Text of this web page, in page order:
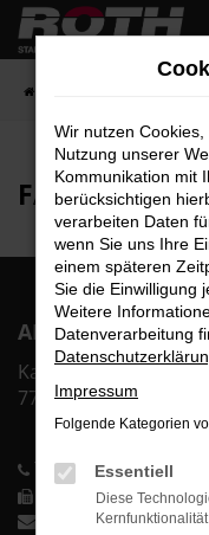
Zum
Hauptinhalt
FAHRZEUG-
AR Auto Roth
Karl-Bold-Str. 2
77855 Achern
Telefon: 0 78 41-60
Telefax: 0 78 41-60
info@auto-roth.de
Wir nutzen
Nutzung unserer
Kommunikation mit
berücksichtigen
verarbeiten Daten
wenn Sie uns Ihre
einem späteren
Sie die Einwilligung
Weitere
Datenverarbeitung
Impressum
Folgende Kategorien
Essentiell
Diese